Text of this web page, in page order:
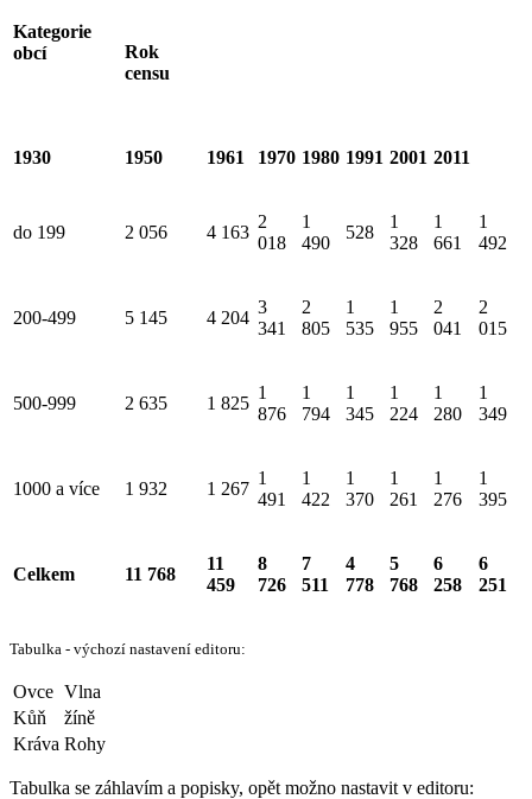
Kategorie
obcí
Rok
censu
1930 1950 1961 1970 1980 1991 2001 2011
do 199 2 056 4 163
2
018
1
490
528
1
328
1
661
1
492
200-499 5 145 4 204
3
341
2
805
1
535
1
955
2
041
2
015
500-999 2 635 1 825
1
876
1
794
1
345
1
224
1
280
1
349
1000 a více 1 932 1 267
1
491
1
422
1
370
1
261
1
276
1
395
Celkem 11 768
11
459
8
726
7
511
4
778
5
768
6
258
6
251
Tabulka - výchozí nastavení editoru:
Ovce Vlna
Kůň
žíně
Kráva Rohy
Tabulka se záhlavím a popisky, opět možno nastavit v editoru: